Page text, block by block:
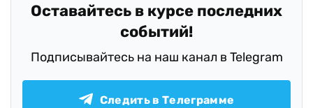
Оставайтесь в курсе последних
событий!
Подписывайтесь на наш канал в Telegram
Следить в Телеграмме